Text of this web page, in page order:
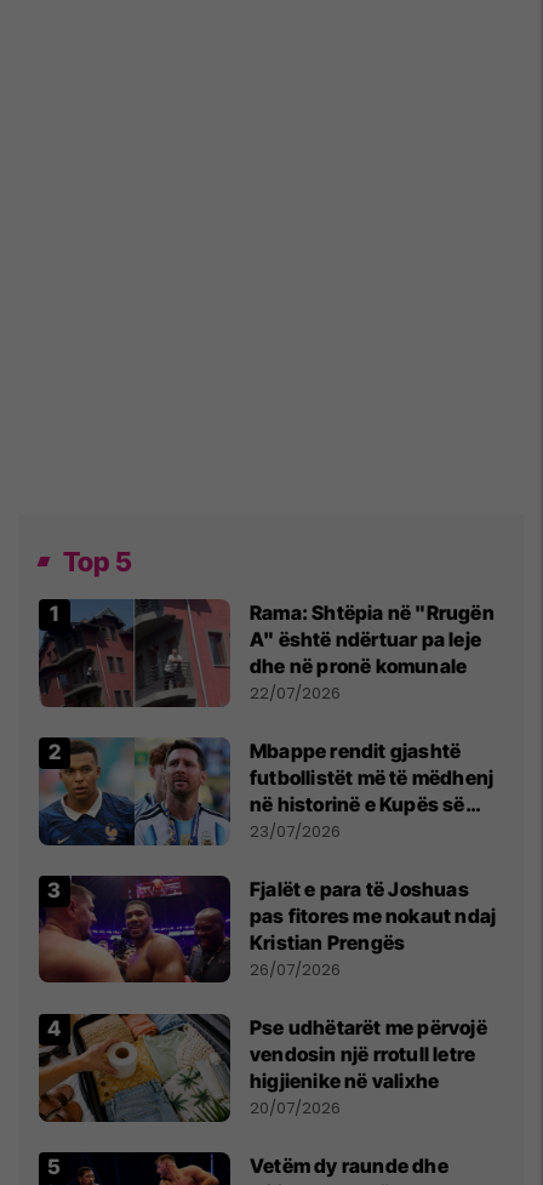
Top 5
Rama: Shtëpia në "Rrugën
A" është ndërtuar pa leje
dhe në pronë komunale
22/07/2026
Mbappe rendit gjashtë
futbollistët më të mëdhenj
në historinë e Kupës së
Botës, Messi mbetet i dyti
23/07/2026
Fjalët e para të Joshuas
pas fitores me nokaut ndaj
Kristian Prengës
26/07/2026
Pse udhëtarët me përvojë
vendosin një rrotull letre
higjienike në valixhe
20/07/2026
Vetëm dy raunde dhe